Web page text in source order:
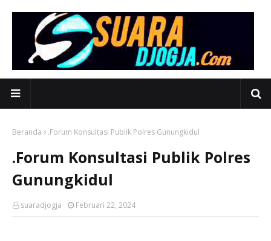
Beranda .Forum Konsultasi Publik Polres Gunungkidul
.Forum Konsultasi Publik Polres
Gunungkidul
suaradjogja Februari 22, 2024